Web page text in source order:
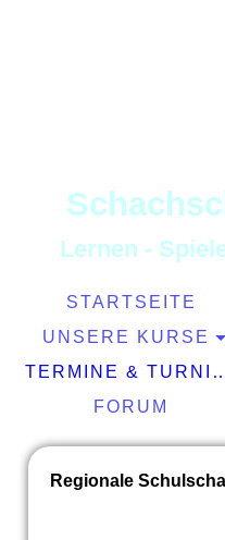
S
Lernen - S
STARTSEITE
UNSERE KURSE
TERMINE &
FORUM
Regionale